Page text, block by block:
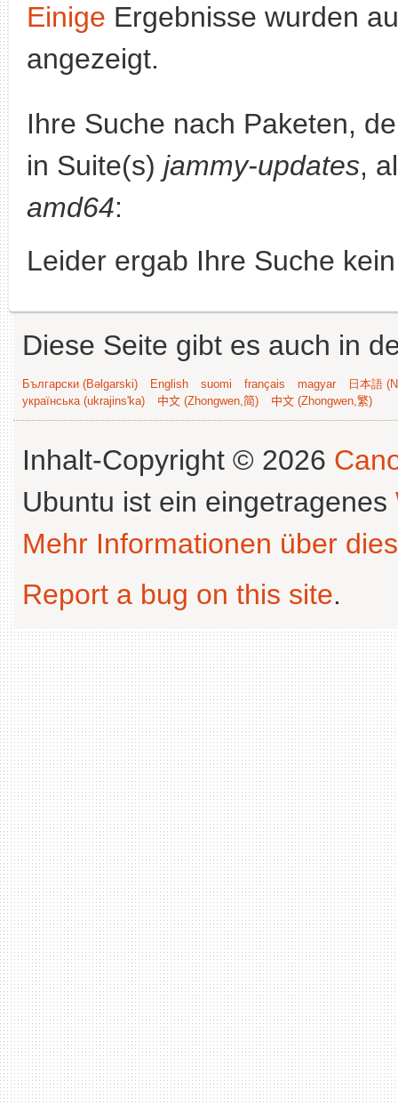
Einige Ergebnisse wurden
angezeigt.
Ihre Suche nach Paketen,
in Suite(s) jammy-updates,
amd64:
Leider ergab Ihre Suche
Diese Seite gibt es auch in
Български (Bəlgarski) English suomi français magyar
日本語
українська (ukrajins'ka)
中文 (Zhongwen,简) 中文 (Zhongwen,繁)
Inhalt-Copyright © 2026
Ubuntu ist ein eingetragenes
Mehr Informationen über
Report a bug on this site.